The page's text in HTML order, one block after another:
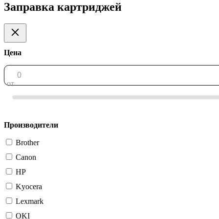
Заправка картриджей
Цена
от
Производители
Brother
Canon
HP
Kyocera
Lexmark
OKI